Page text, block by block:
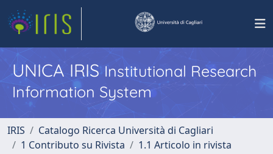
UNICA IRISInstitutional Research
Information System
IRIS
Catalogo Ricerca Università di Cagliari
1 Contributo su Rivista
1.1 Articolo in rivista